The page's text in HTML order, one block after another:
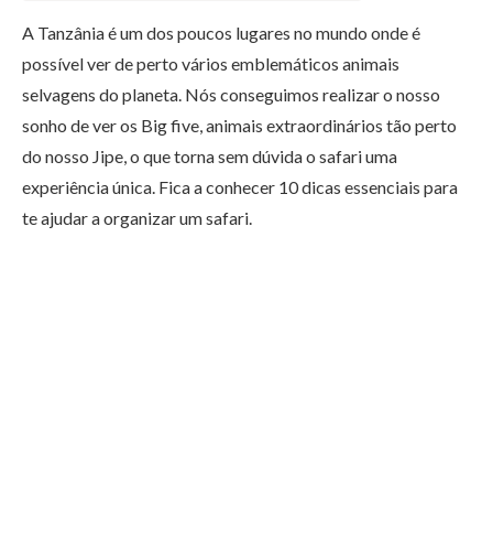
A Tanzânia é um dos poucos lugares no mundo onde é
possível ver de perto vários emblemáticos animais
selvagens do planeta. Nós conseguimos realizar o nosso
sonho de ver os Big five, animais extraordinários tão perto
do nosso Jipe, o que torna sem dúvida o safari uma
experiência única. Fica a conhecer 10 dicas essenciais para
te ajudar a organizar um safari.